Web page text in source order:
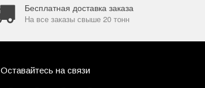
Бесплатная доставка заказа
На все заказы свыше 20 тонн
Оставайтесь на связи